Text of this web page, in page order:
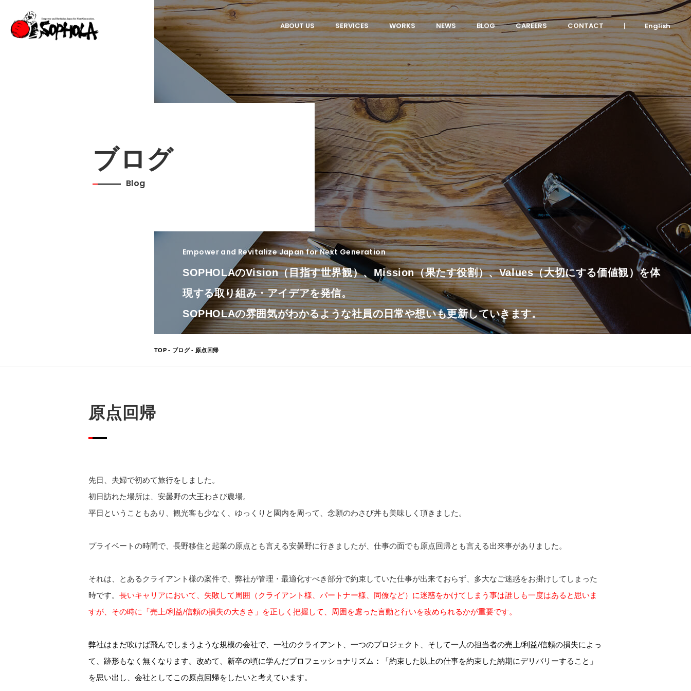
ABOUT US SERVICES WORKS NEWS BLOG CAREERS CONTACT English
ブログ
Blog
Empower and Revitalize Japan for Next Generation
SOPHOLAのVision（目指す世界観）、Mission（果たす役割）、Values（大切にする価値観）を体
現する取り組み・アイデアを発信。
SOPHOLAの雰囲気がわかるような社員の日常や想いも更新していきます。
TOP - ブログ- 原点回帰
原点回帰
先日、夫婦で初めて旅行をしました。
初日訪れた場所は、安曇野の大王わさび農場。
平日ということもあり、観光客も少なく、ゆっくりと園内を周って、念願のわさび丼も美味しく頂きました。
プライベートの時間で、長野移住と起業の原点とも言える安曇野に行きましたが、仕事の面でも原点回帰とも言える出来事がありました。
それは、とあるクライアント様の案件で、弊社が管理・最適化すべき部分で約束していた仕事が出来ておらず、多大なご迷惑をお掛けしてしまった
時です。 長いキャリアにおいて、失敗して周囲（クライアント様、パートナー様、同僚など）に迷惑をかけてしまう事は誰しも一度はあると思いま
すが、その時に「売上/利益/信頼の損失の大きさ」
を正しく把握して、周囲を慮った言動と行いを改められるかが重要です。
弊社はまだ吹けば飛んでしまうような規模の会社で、一社のクライアント、一つのプロジェクト、そして一人の担当者の売上/利益/信頼の損失によっ
て、跡形もなく無くなります。改めて、新卒の頃に学んだプロフェッショナリズム：「約束した以上の仕事を約束した納期にデリバリーすること」
を思い出し、会社としてこの原点回帰をしたいと考えています。